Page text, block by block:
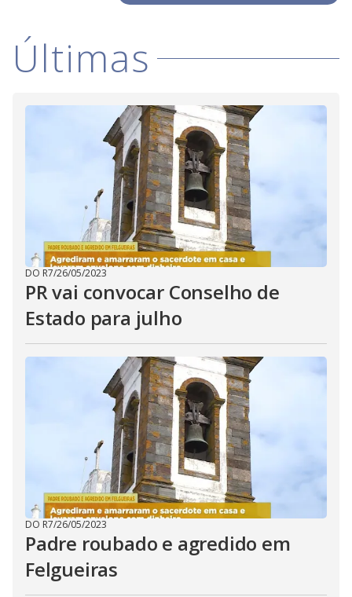
Últimas
DO R7/26/05/2023
PR vai convocar Conselho de
Estado para julho
DO R7/26/05/2023
Padre roubado e agredido em
Felgueiras